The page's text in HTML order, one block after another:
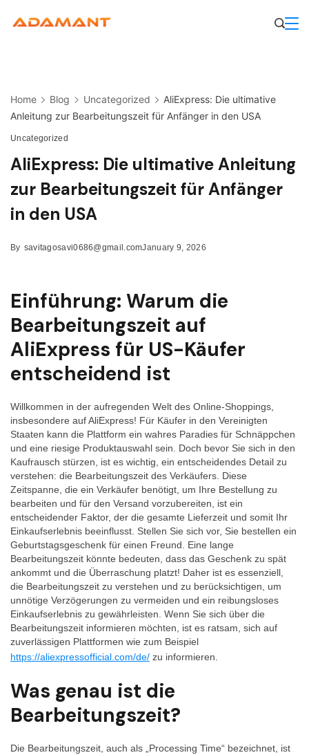
Home Blog Uncategorized
AliExpress: Die ultimative
Anleitung zur Bearbeitungszeit für Anfänger in den USA
Uncategorized
AliExpress: Die ultimative Anleitung
zur Bearbeitungszeit für Anfänger
in den USA
By savitagosavi0686@gmail.comJanuary 9, 2026
Einführung: Warum die
Bearbeitungszeit auf
AliExpress für US-Käufer
entscheidend ist
Willkommen in der aufregenden Welt des Online-Shoppings,
insbesondere auf AliExpress! Für Käufer in den Vereinigten
Staaten kann die Plattform ein wahres Paradies für Schnäppchen
und eine riesige Produktauswahl sein. Doch bevor Sie sich in den
Kaufrausch stürzen, ist es wichtig, ein entscheidendes Detail zu
verstehen: die Bearbeitungszeit des Verkäufers. Diese
Zeitspanne, die ein Verkäufer benötigt, um Ihre Bestellung zu
bearbeiten und für den Versand vorzubereiten, ist ein
entscheidender Faktor, der die gesamte Lieferzeit und somit Ihr
Einkaufserlebnis beeinflusst. Stellen Sie sich vor, Sie bestellen ein
Geburtstagsgeschenk für einen Freund. Eine lange
Bearbeitungszeit könnte bedeuten, dass das Geschenk zu spät
ankommt und die Überraschung platzt! Daher ist es essenziell,
die Bearbeitungszeit zu verstehen und zu berücksichtigen, um
unnötige Verzögerungen zu vermeiden und ein reibungsloses
Einkaufserlebnis zu gewährleisten. Wenn Sie sich über die
Bearbeitungszeit informieren möchten, ist es ratsam, sich auf
zuverlässigen Plattformen wie zum Beispiel
https://aliexpressofficial.com/de/ zu informieren.
Was genau ist die
Bearbeitungszeit?
Die Bearbeitungszeit, auch als „Processing Time“ bezeichnet, ist